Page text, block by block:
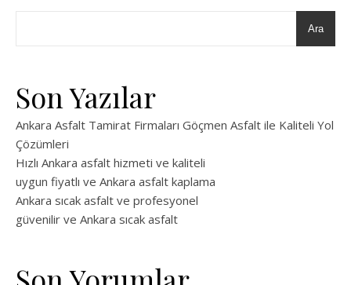
Ara
Son Yazılar
Ankara Asfalt Tamirat Firmaları Göçmen Asfalt ile Kaliteli Yol
Çözümleri
Hızlı Ankara asfalt hizmeti ve kaliteli
uygun fiyatlı ve Ankara asfalt kaplama
Ankara sıcak asfalt ve profesyonel
güvenilir ve Ankara sıcak asfalt